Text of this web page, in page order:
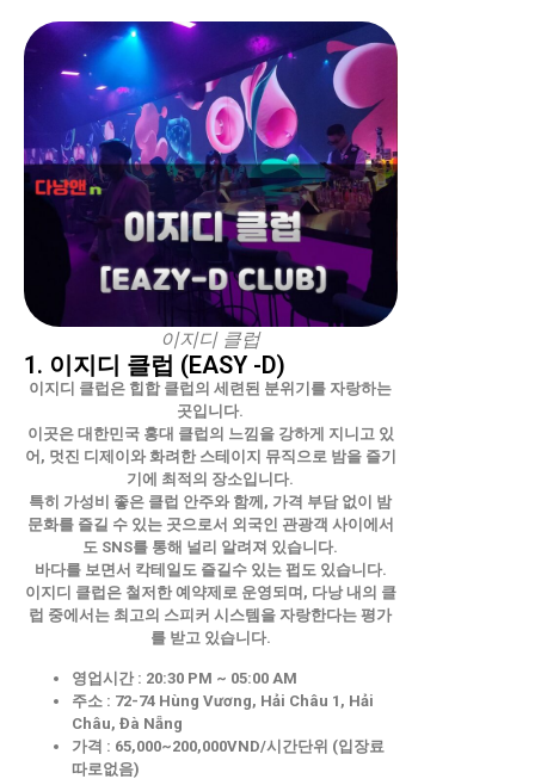
이지디 클럽
1. 이지디 클럽 (EASY -D)
이지디 클럽은 힙합 클럽의 세련된 분위기를 자랑하는
곳입니다.
이곳은 대한민국 홍대 클럽의 느낌을 강하게 지니고 있
어, 멋진 디제이와 화려한 스테이지 뮤직으로 밤을 즐기
기에 최적의 장소입니다.
특히 가성비 좋은 클럽 안주와 함께, 가격 부담 없이 밤
문화를 즐길 수 있는 곳으로서 외국인 관광객 사이에서
도 SNS를 통해 널리 알려져 있습니다.
바다를 보면서 칵테일도 즐길수 있는 펍도 있습니다.
이지디 클럽은 철저한 예약제로 운영되며, 다낭 내의 클
럽 중에서는 최고의 스피커 시스템을 자랑한다는 평가
를 받고 있습니다.
영업시간 : 20:30 PM ~ 05:00 AM
주소 : 72-74 Hùng Vương, Hải Châu 1, Hải
Châu, Đà Nẵng
가격 : 65,000~200,000VND/시간단위 (입장료
따로없음)